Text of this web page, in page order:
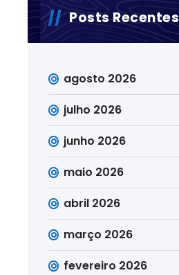
Posts Recentes
agosto 2026
julho 2026
junho 2026
maio 2026
abril 2026
março 2026
fevereiro 2026